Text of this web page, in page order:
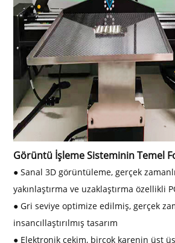
Görüntü İşleme Sisteminin Temel
● Sanal 3D görüntüleme, gerçek
yakınlaştırma ve uzaklaştırma özellikli
● Gri seviye optimize edilmiş, gerçek
insancıllaştırılmış tasarım
● Elektronik çekim, birçok karenin üst